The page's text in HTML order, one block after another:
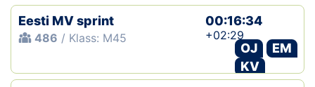
Eesti MV sprint
486 / Klass: M45
00:16:34
+02:29
OJ
EM
KV